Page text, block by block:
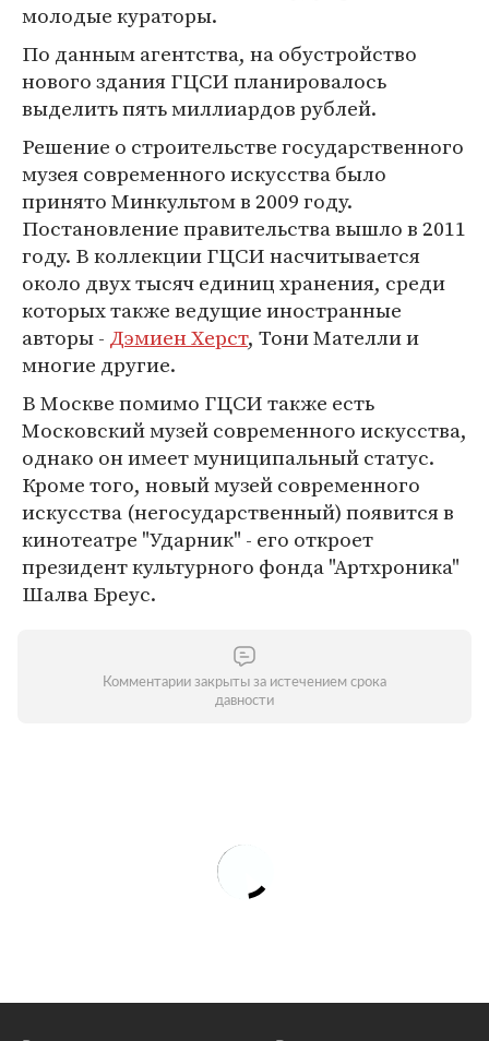
молодые кураторы.
По данным агентства, на обустройство
нового здания ГЦСИ планировалось
выделить пять миллиардов рублей.
Решение о строительстве государственного
музея современного искусства было
принято Минкультом в 2009 году.
Постановление правительства вышло в 2011
году. В коллекции ГЦСИ насчитывается
около двух тысяч единиц хранения, среди
которых также ведущие иностранные
авторы - Дэмиен Херст, Тони Мателли и
многие другие.
В Москве помимо ГЦСИ также есть
Московский музей современного искусства,
однако он имеет муниципальный статус.
Кроме того, новый музей современного
искусства (негосударственный) появится в
кинотеатре "Ударник" - его откроет
президент культурного фонда "Артхроника"
Шалва Бреус.
Комментарии закрыты за истечением срока
давности